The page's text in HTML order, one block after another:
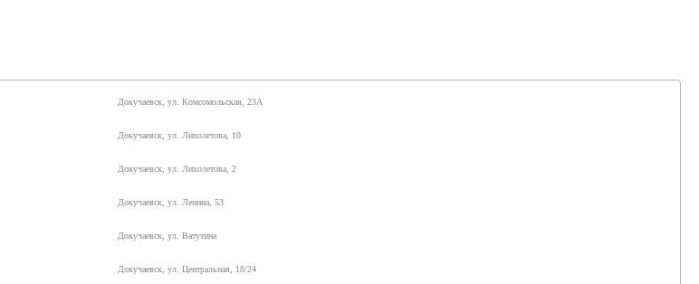
Докучаевск, ул. Комсомольская, 23А
Докучаевск, ул. Лихолетова, 10
Докучаевск, ул. Лихолетова, 2
Докучаевск, ул. Ленина, 53
Докучаевск, ул. Ватутина
Докучаевск, ул. Центральная, 18/24